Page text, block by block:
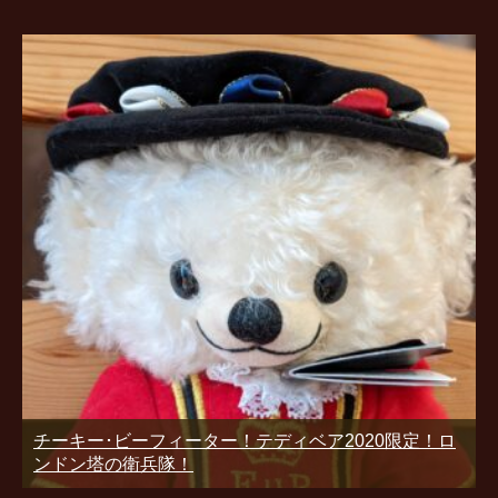
チーキー･ビーフィーター！テディベア2020限定！ロ
ンドン塔の衛兵隊！